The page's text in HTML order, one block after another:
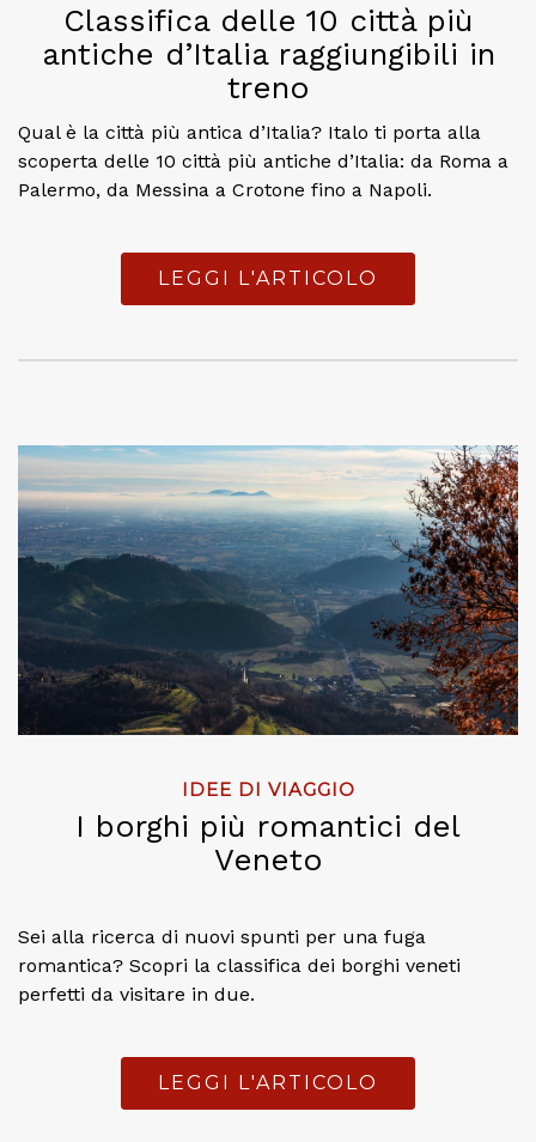
Classifica delle 10 città più
antiche d’Italia raggiungibili in
treno
Qual è la città più antica d’Italia? Italo ti porta alla
scoperta delle 10 città più antiche d’Italia: da Roma a
Palermo, da Messina a Crotone fino a Napoli.
LEGGI L'ARTICOLO
IDEE DI VIAGGIO
I borghi più romantici del
Veneto
Sei alla ricerca di nuovi spunti per una fuga
romantica? Scopri la classifica dei borghi veneti
perfetti da visitare in due.
LEGGI L'ARTICOLO